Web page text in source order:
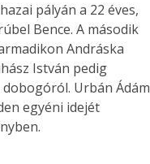
pályán a 22 éves,
Bence. A második
Andráska
István pedig
Urbán Ádám
egyéni idejét